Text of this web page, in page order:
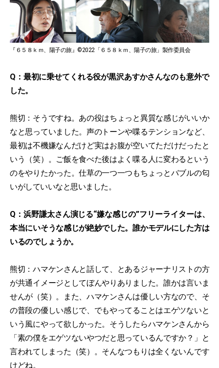
『６５８ｋｍ、陽子の旅』©2022「６５８ｋｍ、陽子の旅」製作委員会
Q：最初に乗せてくれる役が黒沢あすかさんなのも意外で
した。
熊切：そうですね。あの役はちょっと異質な感じがいいか
なと思っていました。声のトーンや喋るテンションなど、
最初は不機嫌なんだけど実はお腹が空いてただけだったと
いう（笑）。ご飯を食べた後はよく喋る人に変わるという
のをやりたかった。仕草の一つ一つもちょっとバブルの匂
いがしていいなと思いました。
Q：浜野謙太さん演じる“嫌な感じの”フリーライターは、
本当にいそうな感じが絶妙でした。誰かモデルにした方は
いるのでしょうか。
熊切：ハマケンさんと話して、とあるジャーナリストの方
が共通イメージとしてぼんやりありました。誰かは言いま
せんが（笑）。また、ハマケンさんは優しい方なので、そ
の普段の優しい感じで、でもやってることはエゲツないと
いう風にやって欲しかった。そうしたらハマケンさんから
「素の僕をエゲツないやつだと思っているんですか？」と
言われてしまった（笑）。そんなつもりは全くないんです
けどね。